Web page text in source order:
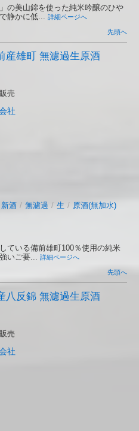
の美山錦を使った純米吟醸のひや
静かに低... 詳細ページへ
先頭へ
産雄町 無濾過生原酒
売
社
新酒 / 無濾過 / 生 / 原酒(無加水)
ている備前雄町100％使用の純米
いご要... 詳細ページへ
先頭へ
八反錦 無濾過生原酒
売
社